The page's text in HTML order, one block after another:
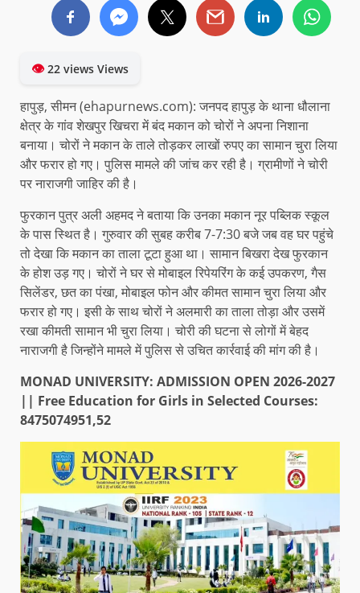
👁22 views Views
हापुड़, सीमन (ehapurnews.com): जनपद हापुड़ के थाना धौलाना
क्षेत्र के गांव शेखपुर खिचरा में बंद मकान को चोरों ने अपना निशाना
बनाया। चोरों ने मकान के ताले तोड़कर लाखों रुपए का सामान चुरा लिया
और फरार हो गए। पुलिस मामले की जांच कर रही है। ग्रामीणों ने चोरी
पर नाराजगी जाहिर की है।
फुरकान पुत्र अली अहमद ने बताया कि उनका मकान नूर पब्लिक स्कूल
के पास स्थित है। गुरुवार की सुबह करीब 7-7:30 बजे जब वह घर पहुंचे
तो देखा कि मकान का ताला टूटा हुआ था। सामान बिखरा देख फुरकान
के होश उड़ गए। चोरों ने घर से मोबाइल रिपेयरिंग के कई उपकरण, गैस
सिलेंडर, छत का पंखा, मोबाइल फोन और कीमत सामान चुरा लिया और
फरार हो गए। इसी के साथ चोरों ने अलमारी का ताला तोड़ा और उसमें
रखा कीमती सामान भी चुरा लिया। चोरी की घटना से लोगों में बेहद
नाराजगी है जिन्होंने मामले में पुलिस से उचित कार्रवाई की मांग की है।
MONAD UNIVERSITY: ADMISSION OPEN 2026-2027
|| Free Education for Girls in Selected Courses:
8475074951,52